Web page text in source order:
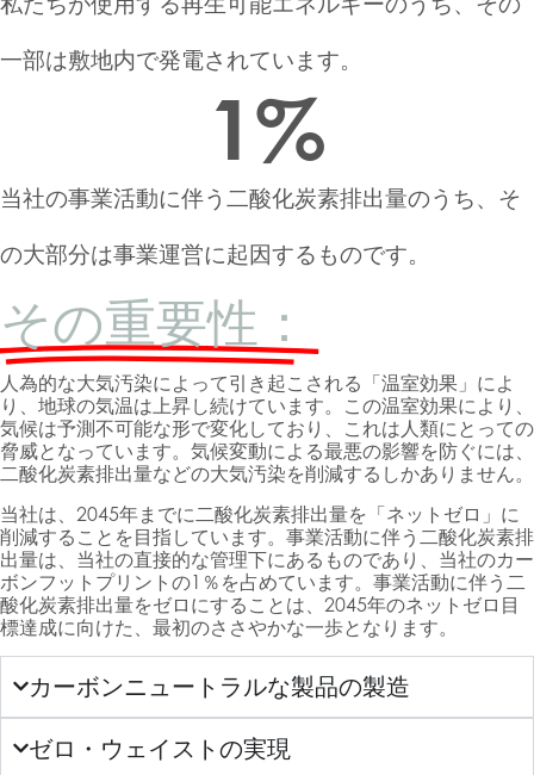
一部は敷地内で発電されています。
当社の事業活動に伴う二酸化炭素排出量のうち、そ
の大部分は事業運営に起因するものです。
1%
その重要性：
人為的な大気汚染によって引き起こされる「温室効果」によ
り、地球の気温は上昇し続けています。この温室効果により、
気候は予測不可能な形で変化しており、これは人類にとっての
脅威となっています。気候変動による最悪の影響を防ぐには、
二酸化炭素排出量などの大気汚染を削減するしかありません。
当社は、2045年までに二酸化炭素排出量を「ネットゼロ」に
削減することを目指しています。事業活動に伴う二酸化炭素排
出量は、当社の直接的な管理下にあるものであり、当社のカー
ボンフットプリントの1％を占めています。事業活動に伴う二
酸化炭素排出量をゼロにすることは、2045年のネットゼロ目
標達成に向けた、最初のささやかな一歩となります。
カーボンニュートラルな製品の製造
ゼロ・ウェイストの実現